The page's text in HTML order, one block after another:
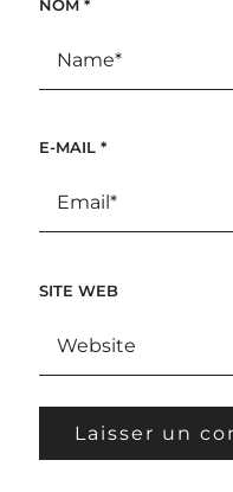
NOM *
E-MAIL *
SITE WEB